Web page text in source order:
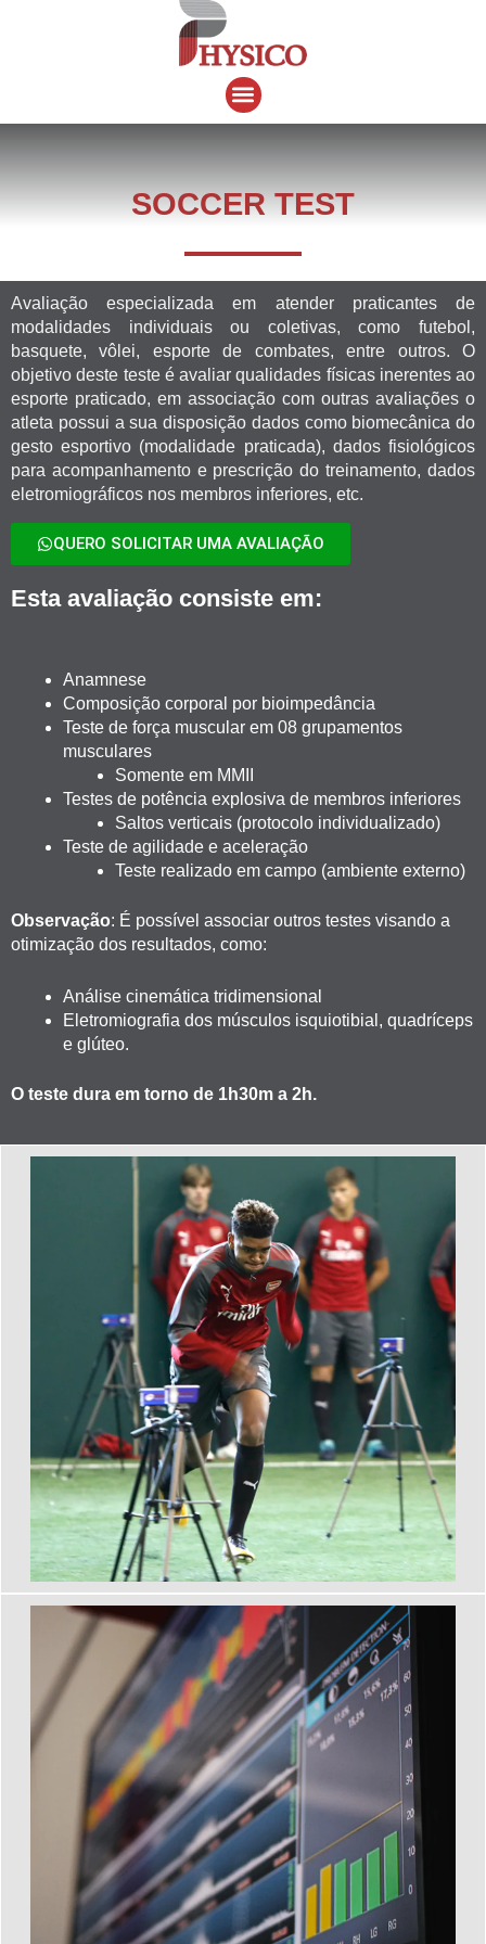
Menu
SOCCER TEST
Avaliação especializada em atender praticantes de
modalidades individuais ou coletivas, como futebol,
basquete, vôlei, esporte de combates, entre outros. O
objetivo deste teste é avaliar qualidades físicas inerentes ao
esporte praticado, em associação com outras avaliações o
atleta possui a sua disposição dados como biomecânica do
gesto esportivo (modalidade praticada), dados fisiológicos
para acompanhamento e prescrição do treinamento, dados
eletromiográficos nos membros inferiores, etc.
QUERO SOLICITAR UMA AVALIAÇÃO
Esta avaliação consiste em:
Anamnese
Composição corporal por bioimpedância
Teste de força muscular em 08 grupamentos
musculares
Somente em MMII
Testes de potência explosiva de membros inferiores
Saltos verticais (protocolo individualizado)
Teste de agilidade e aceleração
Teste realizado em campo (ambiente externo)
Observação: É possível associar outros testes visando a
otimização dos resultados, como:
Análise cinemática tridimensional
Eletromiografia dos músculos isquiotibial, quadríceps
e glúteo.
O teste dura em torno de 1h30m a 2h.